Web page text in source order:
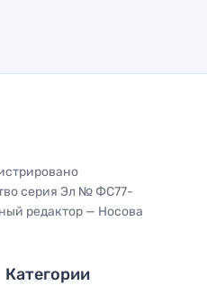
серия Эл № ФС77-
редактор — Носова
Категории